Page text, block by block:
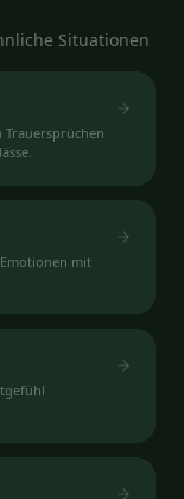
Situationen
Trauersprüchen
mit